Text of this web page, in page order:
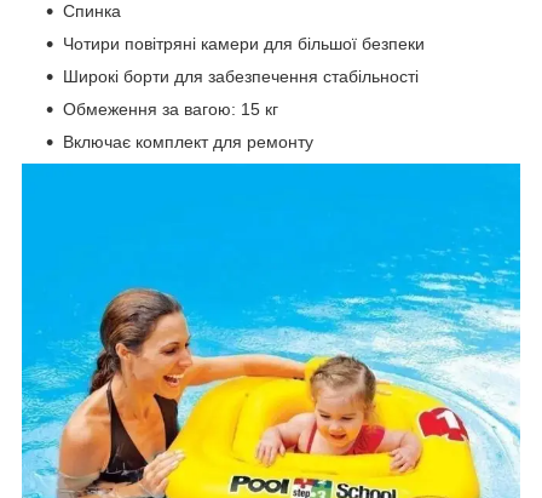
Спинка
Чотири повітряні камери для більшої безпеки
Широкі борти для забезпечення стабільності
Обмеження за вагою: 15 кг
Включає комплект для ремонту